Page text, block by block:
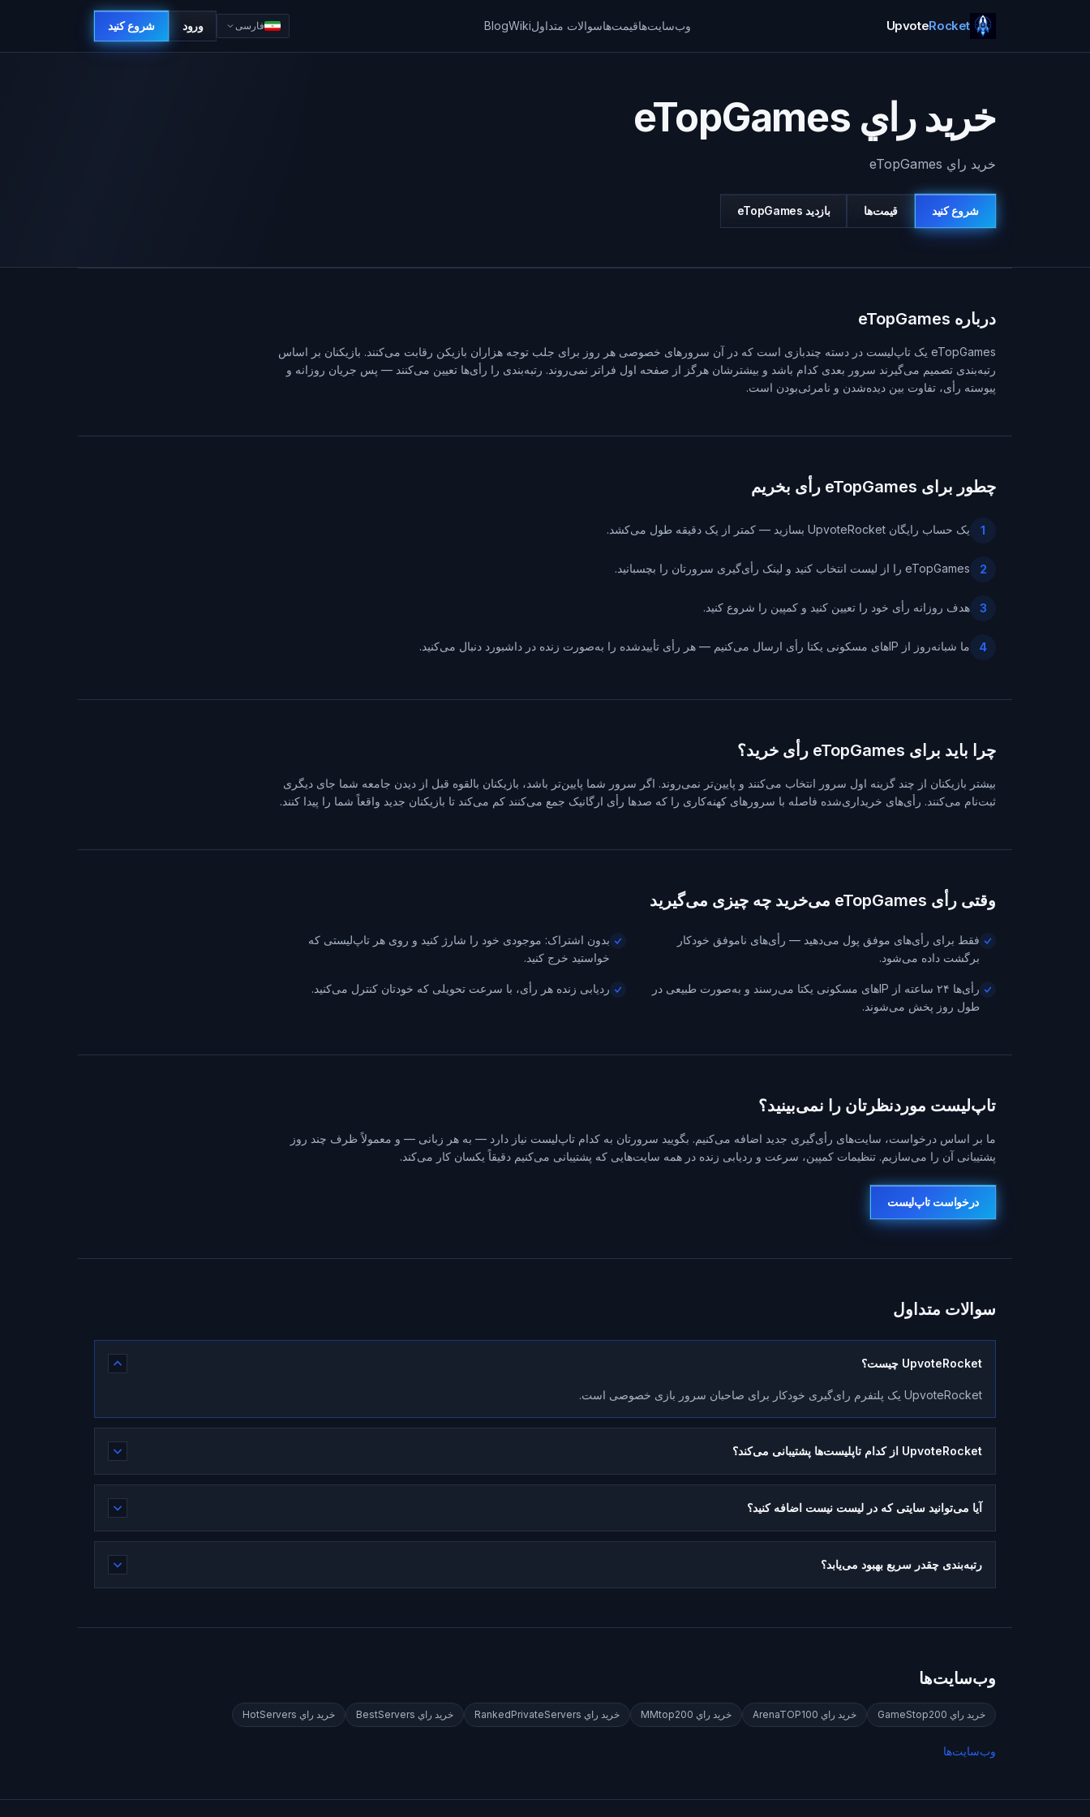
UpvoteRocket وب‌سایت‌هاقیمت‌هاسوالات متداولWiki
Blog فارسی ورود شروع کنید
خريد راي eTopGames
خريد راي eTopGames
شروع کنید قیمت‌ها بازديد eTopGames
درباره eTopGames
eTopGames یک تاپ‌لیست در دسته چندبازی است که در آن سرورهای خصوصی هر روز برای جلب توجه هزاران بازیکن رقابت می‌کنند. بازیکنان بر اساس
رتبه‌بندی تصمیم می‌گیرند سرور بعدی کدام باشد و بیشترشان هرگز از صفحه اول فراتر نمی‌روند. رتبه‌بندی را رأی‌ها تعیین می‌کنند — پس جریان روزانه و
پیوسته رأی، تفاوت بین دیده‌شدن و نامرئی‌بودن است.
چطور برای eTopGames رأی بخریم
1 یک حساب رایگان UpvoteRocket بسازید — کمتر از یک دقیقه طول می‌کشد.
2 eTopGames را از لیست انتخاب کنید و لینک رأی‌گیری سرورتان را بچسبانید.
3 هدف روزانه رأی خود را تعیین کنید و کمپین را شروع کنید.
4 ما شبانه‌روز از IPهای مسکونی یکتا رأی ارسال می‌کنیم — هر رأی تأییدشده را به‌صورت زنده در داشبورد دنبال می‌کنید.
چرا باید برای eTopGames رأی خرید؟
بیشتر بازیکنان از چند گزینه اول سرور انتخاب می‌کنند و پایین‌تر نمی‌روند. اگر سرور شما پایین‌تر باشد، بازیکنان بالقوه قبل از دیدن جامعه شما جای دیگری
ثبت‌نام می‌کنند. رأی‌های خریداری‌شده فاصله با سرورهای کهنه‌کاری را که صدها رأی ارگانیک جمع می‌کنند کم می‌کند تا بازیکنان جدید واقعاً شما را پیدا کنند.
وقتی رأی eTopGames می‌خرید چه چیزی می‌گیرید
فقط برای رأی‌های موفق پول می‌دهید — رأی‌های ناموفق خودکار
برگشت داده می‌شود.
بدون اشتراک: موجودی خود را شارژ کنید و روی هر تاپ‌لیستی که
خواستید خرج کنید.
رأی‌ها ۲۴ ساعته از IPهای مسکونی یکتا می‌رسند و به‌صورت طبیعی در
طول روز پخش می‌شوند.
ردیابی زنده هر رأی، با سرعت تحویلی که خودتان کنترل می‌کنید.
تاپ‌لیست موردنظرتان را نمی‌بینید؟
ما بر اساس درخواست، سایت‌های رأی‌گیری جدید اضافه می‌کنیم. بگویید سرورتان به کدام تاپ‌لیست نیاز دارد — به هر زبانی — و معمولاً ظرف چند روز
پشتیبانی آن را می‌سازیم. تنظیمات کمپین، سرعت و ردیابی زنده در همه سایت‌هایی که پشتیبانی می‌کنیم دقیقاً یکسان کار می‌کند.
درخواست تاپ‌لیست
سوالات متداول
UpvoteRocket چیست؟
UpvoteRocket یک پلتفرم رای‌گیری خودکار برای صاحبان سرور بازی خصوصی است.
UpvoteRocket از کدام تاپلیست‌ها پشتیبانی می‌کند؟
آیا می‌توانید سایتی که در لیست نیست اضافه کنید؟
رتبه‌بندی چقدر سریع بهبود می‌یابد؟
وب‌سایت‌ها
خريد راي GameStop200 خريد راي ArenaTOP100 خريد راي MMtop200 خريد راي RankedPrivateServers خريد راي BestServers خريد راي HotServers
وب‌سایت‌ها